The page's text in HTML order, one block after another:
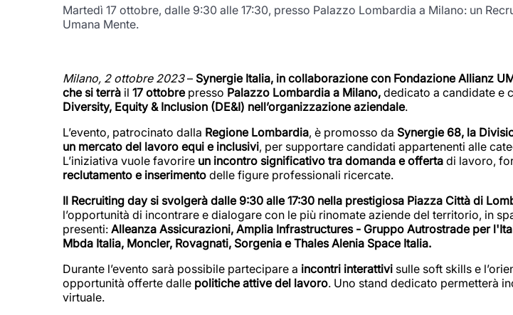
Martedì 17 ottobre, dalle 9:30 alle 17:30, presso Palazzo Lombardia a Milano: un
Umana Mente.
Milano, 2 ottobre 2023– Synergie Italia, in collaborazione con Fondazione Allianz
che si terrà il 17 ottobrepresso Palazzo Lombardia a Milano, dedicato a candidate e
Diversity, Equity & Inclusion (DE&I) nell’organizzazione aziendale.
L’evento, patrocinato dalla Regione Lombardia, è promosso da Synergie 68, la
un mercato del lavoro equi e inclusivi, per supportare candidati appartenenti alle
L’iniziativa vuole favorire un incontro significativo tra domanda e offerta di lavoro,
reclutamento e inserimento delle figure professionali ricercate.
Il Recruiting day si svolgerà dalle 9:30 alle 17:30 nella prestigiosa Piazza Città di
l’opportunità di incontrare e dialogare con le più rinomate aziende del territorio, in
presenti: Alleanza Assicurazioni, Amplia Infrastructures - Gruppo Autrostrade per
Mbda Italia, Moncler, Rovagnati, Sorgenia e Thales Alenia Space Italia.
Durante l’evento sarà possibile partecipare a incontri interattivi sulle soft skills e
opportunità offerte dalle politiche attive del lavoro. Uno stand dedicato permetterà
virtuale.